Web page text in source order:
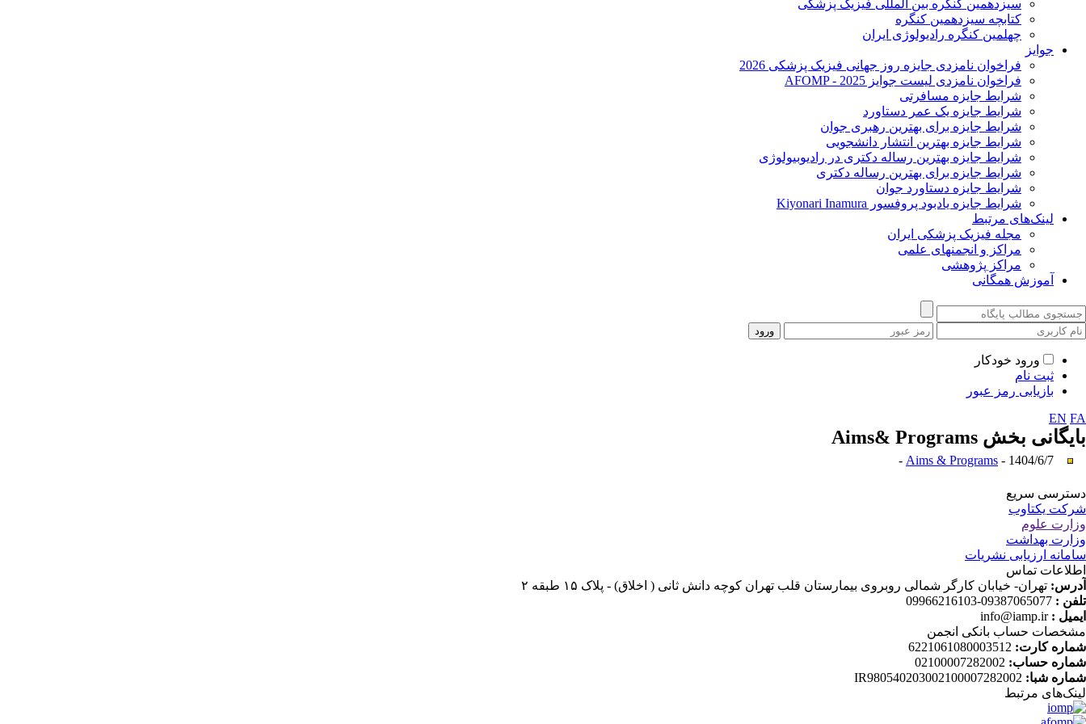
سیزدهمین کنگره بین المللی فیزیک پزشکی
کتابچه سیزدهمین کنگره
چهلمین کنگره رادیولوژی ایران
جوایز
فراخوان نامزدی جایزه روز جهانی فیزیک پزشکی 2026
فراخوان نامزدی لیست جوایز AFOMP - 2025
شرایط جایزه مسافرتی
شرایط جایزه یک عمر دستاورد
شرایط جایزه برای بهترین رهبری جوان
شرایط جایزه بهترین انتشار دانشجویی
شرایط جایزه بهترین رساله دکتری در رادیوبیولوژی
شرایط جایزه برای بهترین رساله دکتری
شرایط جایزه دستاورد جوان
شرایط جایزه یادبود پروفسور Kiyonari Inamura
لینک‌های مرتبط
مجله فیزیک پزشکی ایران
مراکز و انجمنهای علمی
مراکز پژوهشی
آموزش همگانی
ورود خودکار
ثبت نام
بازیابی رمز عبور
EN FA
بایگانی بخش Aims& Programs
Aims & Programs - 1404/6/7 -
دسترسی سریع
شرکت یکتاوب
وزارت علوم
وزارت بهداشت
سامانه ارزیابی نشریات
اطلاعات تماس
آدرس: تهران- خیابان کارگر شمالی روبروی بیمارستان قلب تهران کوچه دانش ثانی ( اخلاق) - پلاک ۱۵ طبقه ۲
تلفن : 09387065077-09966216103
ایمیل :info@iamp.ir
مشخصات حساب بانکی انجمن
شماره کارت: 6221061080003512
شماره حساب: 02100007282002
شماره شبا: IR980540203002100007282002
لینک‌های‌ مرتبط